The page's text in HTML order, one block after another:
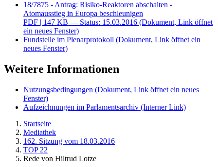
18/7875 - Antrag: Risiko-Reaktoren abschalten -
Atomausstieg in Europa beschleunigen
PDF | 147 KB — Status: 15.03.2016 (Dokument, Link öffnet
ein neues Fenster)
Fundstelle im Plenarprotokoll (Dokument, Link öffnet ein
neues Fenster)
Weitere Informationen
Nutzungsbedingungen (Dokument, Link öffnet ein neues
Fenster)
Aufzeichnungen im Parlamentsarchiv (Interner Link)
Startseite
Mediathek
162. Sitzung vom 18.03.2016
TOP 22
Rede von Hiltrud Lotze